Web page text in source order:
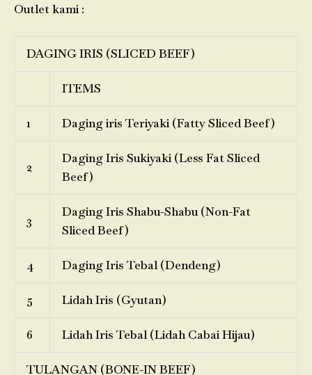
Outlet kami :
DAGING IRIS (SLICED BEEF)
ITEMS
1 Daging iris Teriyaki (Fatty Sliced Beef)
2
Daging Iris Sukiyaki (Less Fat Sliced
Beef)
3
Daging Iris Shabu-Shabu (Non-Fat
Sliced Beef)
4 Daging Iris Tebal (Dendeng)
5 Lidah Iris (Gyutan)
6 Lidah Iris Tebal (Lidah Cabai Hijau)
TULANGAN (BONE-IN BEEF)